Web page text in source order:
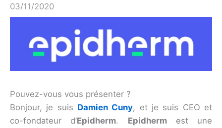
03/11/2020
Pouvez-vous vous présenter ?
Bonjour, je suis Damien Cuny, et je suis CEO et
co-fondateur d’Epidherm. Epidhermest une